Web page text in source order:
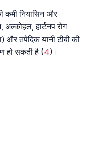
कमी नियासिन और
अल्कोहल, हार्टनप रोग
और तपेदिक यानी टीबी की
हो सकती है (4)।